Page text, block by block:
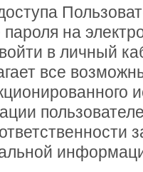
на
в личный
все